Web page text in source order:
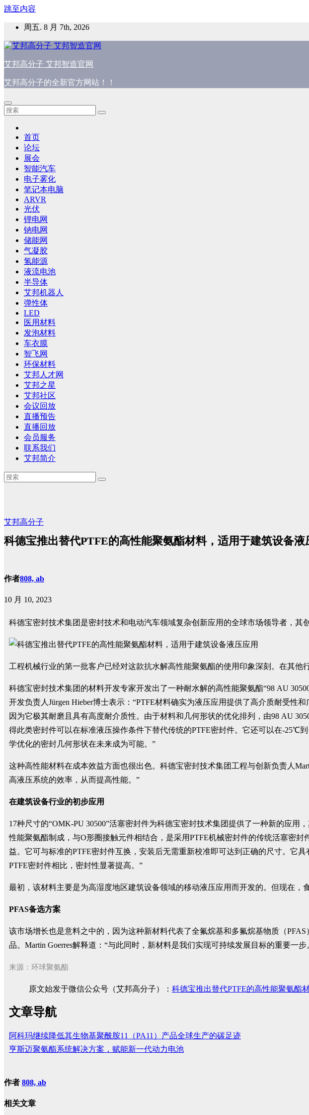
跳至内容
周五. 8 月 7th, 2026
艾邦高分子 艾邦智造官网
艾邦高分子的全新官方网站！！
首页
论坛
展会
智能汽车
电子雾化
笔记本电脑
ARVR
光伏
锂电网
钠电网
储能网
气凝胶
氢能源
液流电池
半导体
艾邦机器人
弹性体
LED
医用材料
发泡材料
车衣膜
智飞网
环保材料
艾邦人才网
艾邦之星
艾邦社区
会议回放
直播预告
直播回放
会员服务
联系我们
艾邦简介
艾邦高分子
科德宝推出替代PTFE的高性能聚氨酯材料，适用于建筑设备液
作者808, ab
10 月 10, 2023
科德宝密封技术集团是密封技术和电动汽车领域复杂创新应用的全球市场领导者，其
工程机械行业的第一批客户已经对这款抗水解高性能聚氨酯的使用印象深刻。在其他
科德宝密封技术集团的材料开发专家开发出了一种耐水解的高性能聚氨酯“98 AU
开发负责人Jürgen Hieber博士表示：“PTFE材料确实为液压应用提供了高介质耐受性
因为它极其耐磨且具有高度耐介质性。由于材料和几何形状的优化排列，由98 AU
得此类密封件可以在标准液压操作条件下替代传统的PTFE密封件。它还可以在-25℃
学优化的密封几何形状在未来成为可能。”
这种高性能材料在成本效益方面也很出色。科德宝密封技术集团工程与创新负责人
高液压系统的效率，从而提高性能。”
在建筑设备行业的初步应用
17种尺寸的“OMK-PU 30500”活塞密封件为科德宝密封技术集团提供了一种新的应
性能聚氨酯制成，与O形圈接触元件相结合，是采用PTFE机械密封件的传统活塞密
益。它可与标准的PTFE密封件互换，安装后无需重新校准即可达到正确的尺寸。它
PTFE密封件相比，密封性显著提高。”
最初，该材料主要是为高湿度地区建筑设备领域的移动液压应用而开发的。但现在，
PFAS备选方案
该市场增长也是意料之中的，因为这种新材料代表了全氟烷基和多氟烷基物质（
品。Martin Goerres解释道：“与此同时，新材料是我们实现可持续发展目标的重要一步
来源：环球聚氨酯
原文始发于微信公众号（艾邦高分子）： 科德宝推出替代PTFE的高性能聚氨酯
文章导航
阿科玛继续降低其生物基聚酰胺11（PA11）产品全球生产的碳足迹
亨斯迈聚氨酯系统解决方案，赋能新一代动力电池
作者 808, ab
相关文章